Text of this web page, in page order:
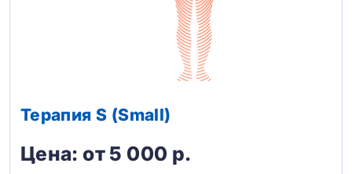
Терапия S (Small)
Цена: от 5 000 р.